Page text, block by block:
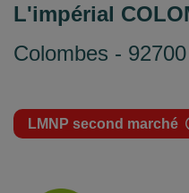
L'impérial
Colombes - 92700
LMNP second marché